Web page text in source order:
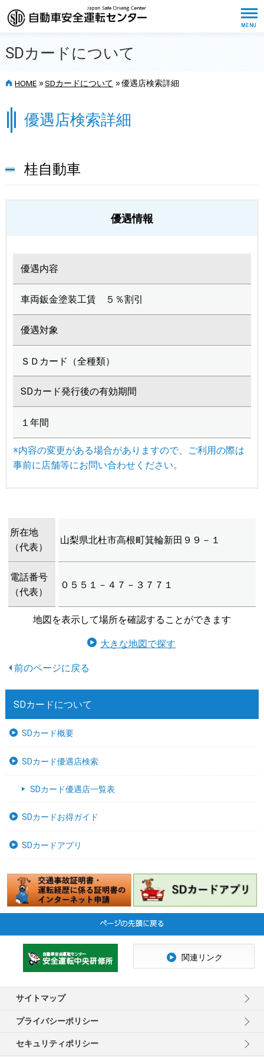
SDカードについて
HOME >> SDカードについて >> 優遇店検索詳細
優遇店検索詳細
桂自動車
優遇情報
優遇内容
車両鈑金塗装工賃 ５％割引
優遇対象
ＳＤカード（全種類）
SDカード発行後の有効期間
１年間
※内容の変更がある場合がありますので、ご利用の際は
事前に店舗等にお問い合わせください。
所在地
（代表）
山梨県北杜市高根町箕輪新田９９－１
電話番号
（代表）
０５５１－４７－３７７１
地図を表示して場所を確認することができます
大きな地図で探す
SDカードについて
SDカード概要
SDカード優遇店検索
SDカード優遇店一覧表
SDカードお得ガイド
SDカードアプリ
サイトマップ
プライバシーポリシー
セキュリティポリシー
関連リンク